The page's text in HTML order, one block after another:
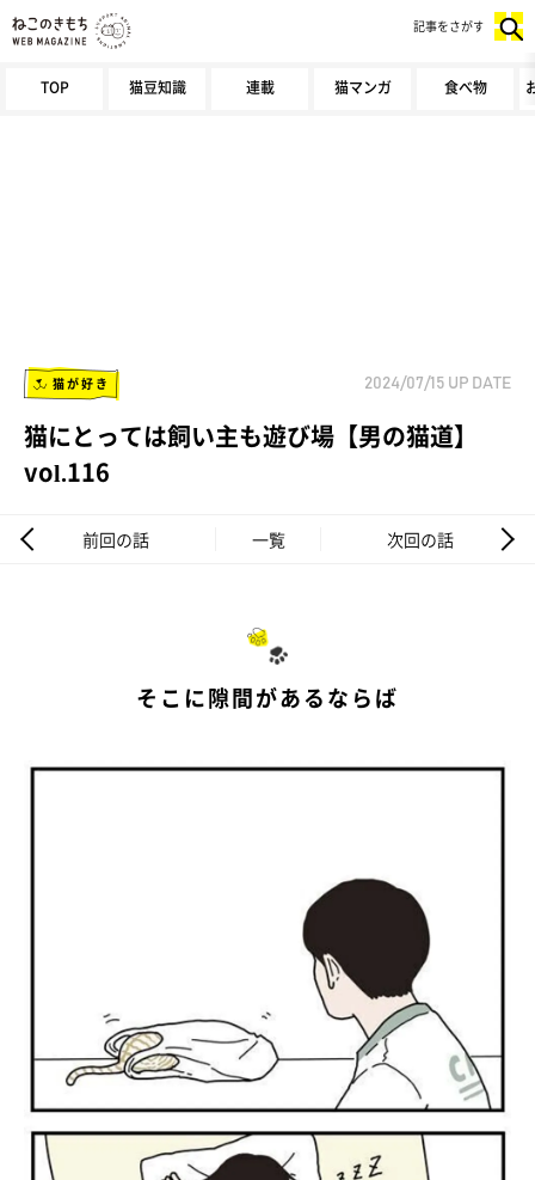
TOP 猫豆知識 連載 猫マンガ 食べ物
記事をさがす
猫が好き 2024/07/15 UP DATE
猫にとっては飼い主も遊び場【男の猫道】
vol.116
前回の話 一覧 次回の話
そこに隙間があるならば